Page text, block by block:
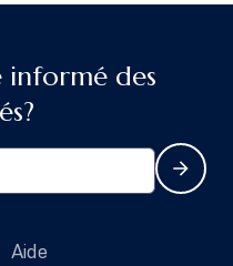
informé des
Aide